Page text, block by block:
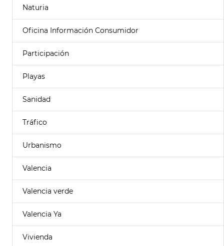
Naturia
Oficina Información Consumidor
Participación
Playas
Sanidad
Tráfico
Urbanismo
Valencia
Valencia verde
Valencia Ya
Vivienda